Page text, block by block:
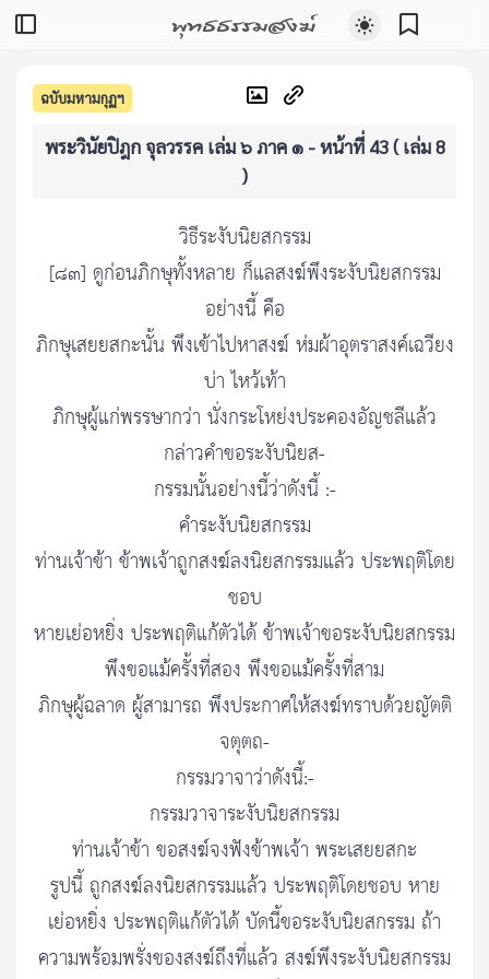
พุทธธรรมสงฆ์
ฉบับมหามกุฏฯ
พระวินัยปิฎก จุลวรรค เล่ม ๖ ภาค ๑ - หน้าที่ 43 ( เล่ม 8
)
วิธีระงับนิยสกรรม
[๘๓] ดูก่อนภิกษุทั้งหลาย ก็แลสงฆ์พึงระงับนิยสกรรม
อย่างนี้ คือ
ภิกษุเสยยสกะนั้น พึงเข้าไปหาสงฆ์ ห่มผ้าอุตราสงค์เฉวียง
บ่า ไหว้เท้า
ภิกษุผู้แก่พรรษากว่า นั่งกระโหย่งประคองอัญชลีแล้ว
กล่าวคำขอระงับนิยส-
กรรมนั้นอย่างนี้ว่าดังนี้ :-
คำระงับนิยสกรรม
ท่านเจ้าข้า ข้าพเจ้าถูกสงฆ์ลงนิยสกรรมแล้ว ประพฤติโดย
ชอบ
หายเย่อหยิ่ง ประพฤติแก้ตัวได้ ข้าพเจ้าขอระงับนิยสกรรม
พึงขอแม้ครั้งที่สอง พึงขอแม้ครั้งที่สาม
ภิกษุผู้ฉลาด ผู้สามารถ พึงประกาศให้สงฆ์ทราบด้วยญัตติ
จตุตถ-
กรรมวาจาว่าดังนี้:-
กรรมวาจาระงับนิยสกรรม
ท่านเจ้าข้า ขอสงฆ์จงฟังข้าพเจ้า พระเสยยสกะ
รูปนี้ ถูกสงฆ์ลงนิยสกรรมแล้ว ประพฤติโดยชอบ หาย
เย่อหยิ่ง ประพฤติแก้ตัวได้ บัดนี้ขอระงับนิยสกรรม ถ้า
ความพร้อมพรั่งของสงฆ์ถึงที่แล้ว สงฆ์พึงระงับนิยสกรรม